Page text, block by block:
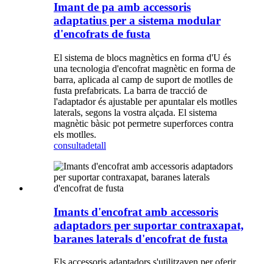
Imant de pa amb accessoris
adaptatius per a sistema modular
d'encofrats de fusta
El sistema de blocs magnètics en forma d'U és
una tecnologia d'encofrat magnètic en forma de
barra, aplicada al camp de suport de motlles de
fusta prefabricats. La barra de tracció de
l'adaptador és ajustable per apuntalar els motlles
laterals, segons la vostra alçada. El sistema
magnètic bàsic pot permetre superforces contra
els motlles.
consultadetall
Imants d'encofrat amb accessoris
adaptadors per suportar contraxapat,
baranes laterals d'encofrat de fusta